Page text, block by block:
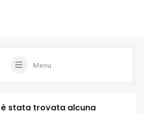
Menu
è stata trovata alcuna